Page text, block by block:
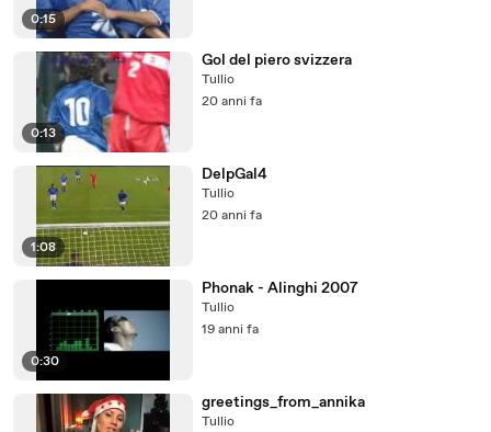
0:15
0:13
Gol del piero svizzera
Tullio
20 anni fa
1:08
DelpGal4
Tullio
20 anni fa
0:30
Phonak - Alinghi 2007
Tullio
19 anni fa
greetings_from_annika
Tullio